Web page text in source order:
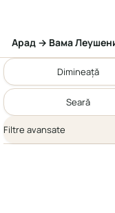
Арад → Вама
Dimineață
Seară
Filtre avansate